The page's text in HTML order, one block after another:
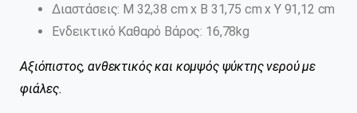
Διαστάσεις: Μ 32,38 cm x Β 31,75 cm x Υ 91,12 cm
Ενδεικτικό Καθαρό Βάρος: 16,78kg
Αξιόπιστος, ανθεκτικός και κομψός ψύκτης νερού με
φιάλες.